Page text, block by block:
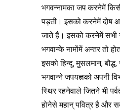
भगवन्नामका जप करनेमें
पड़ती। इसको करनेमें दोष
जाते हैं। इसको करनेमें सभी
भगवान्के नामोंमें अन्तर तो
इसको हिन्दू, मुसलमान,
भगवान्ने जपयज्ञको अपनी
स्थिर रहनेवाले जितने भी
होनेसे महान् पवित्र है और